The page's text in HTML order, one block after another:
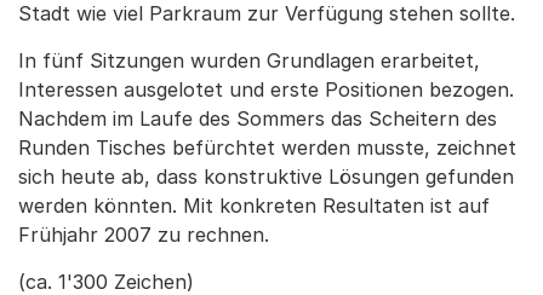
Stadt wie viel Parkraum zur Verfügung stehen sollte.
In fünf Sitzungen wurden Grundlagen erarbeitet,
Interessen ausgelotet und erste Positionen bezogen.
Nachdem im Laufe des Sommers das Scheitern des
Runden Tisches befürchtet werden musste, zeichnet
sich heute ab, dass konstruktive Lösungen gefunden
werden könnten. Mit konkreten Resultaten ist auf
Frühjahr 2007 zu rechnen.
(ca. 1'300 Zeichen)